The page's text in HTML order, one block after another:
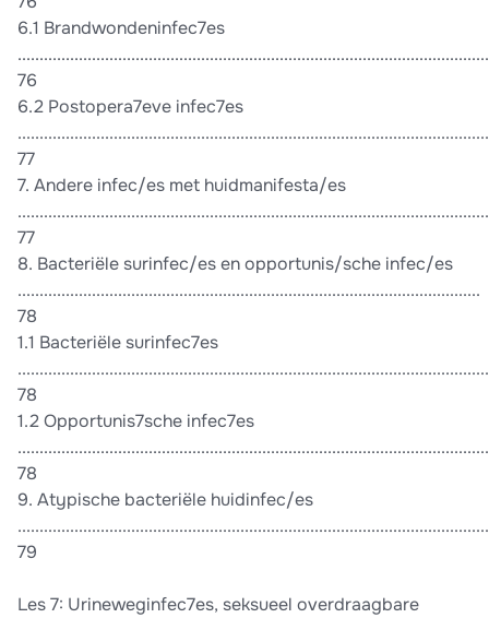
6.1 Brandwondeninfec7es
76
6.2 Postopera7eve infec7es
77
7. Andere infec/es met huidmanifesta/es
77
8. Bacteriële surinfec/es en opportunis/sche infec/es
..........................................................................................................
78
1.1 Bacteriële surinfec7es
78
1.2 Opportunis7sche infec7es
78
9. Atypische bacteriële huidinfec/es
79
Les 7: Urineweginfec7es, seksueel overdraagbare